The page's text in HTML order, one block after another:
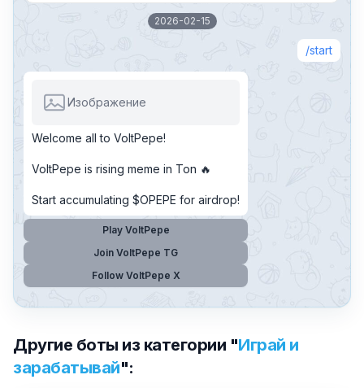
2026-02-15
start
Изображение
Welcome all to VoltPepe!
VoltPepe is rising meme in Ton 🔥
Start accumulating $OPEPE for airdrop!
Play VoltPepe
Join VoltPepe TG
Follow VoltPepe X
Другие боты из категории "Играй и
зарабатывай":